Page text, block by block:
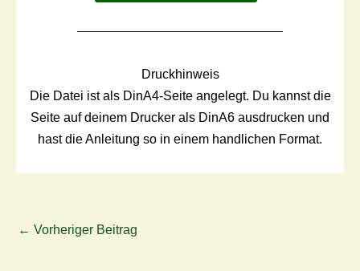
Druckhinweis
Die Datei ist als DinA4-Seite angelegt. Du kannst die
Seite auf deinem Drucker als DinA6 ausdrucken und
hast die Anleitung so in einem handlichen Format.
← Vorheriger Beitrag